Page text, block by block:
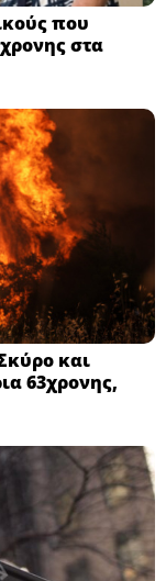
που
στα
και
63χρονης,